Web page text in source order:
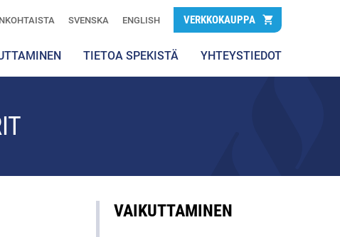
SVENSKA ENGLISH VERKKOKAUPPA
TIETOA SPEKISTÄ YHTEYSTIEDOT
VAIKUTTAMINEN